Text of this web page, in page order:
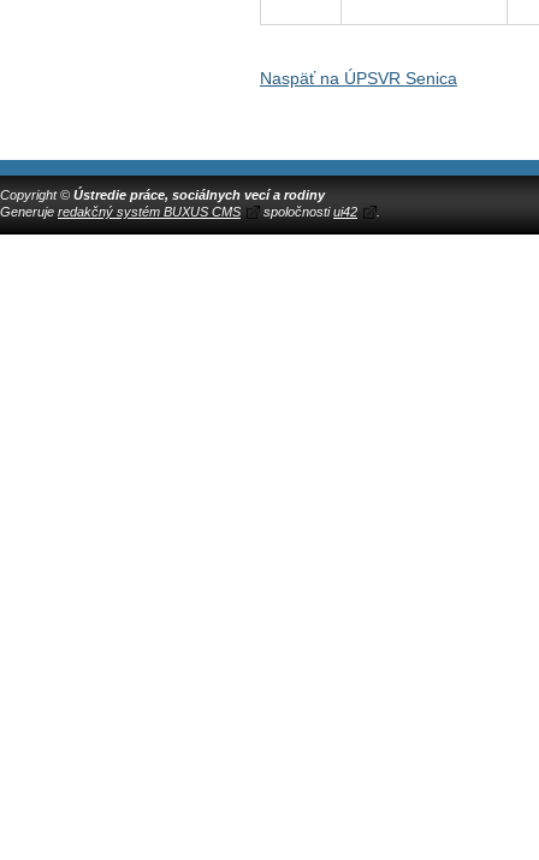
Naspäť na ÚPSVR Senica
Copyright © Ústredie práce, sociálnych vecí a rodiny
Generuje redakčný systém BUXUS CMS spoločnostiui42